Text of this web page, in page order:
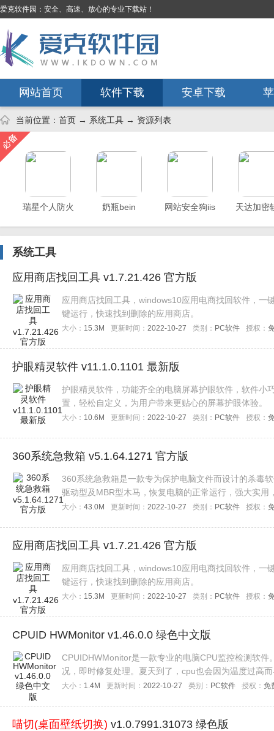
爱克软件园：安全、高速、放心的专业下载站！
网站首页 软件下载 安卓下载
当前位置： 首页 → 系统工具 → 资源列表
瑞星个人防火
奶瓶bein
网站安全狗iis
天达加密
系统工具
应用商店找回工具 v1.7.21.426 官方版
应用商店找回工具，windows10应用电商找回软件，一
键运行，快速找到删除的应用商店。
大小： 15.3M 更新时间： 2022-10-27 类别： PC软件 授权：
护眼精灵软件 v11.1.0.1101 最新版
护眼精灵软件，功能齐全的电脑屏幕护眼软件，软件小
置，轻松自定义，为用户带来更贴心的屏幕护眼体验。
大小： 10.6M 更新时间： 2022-10-27 类别： PC软件 授权：
360系统急救箱 v5.1.64.1271 官方版
360系统急救箱是一款专为保护电脑文件而设计的杀毒
驱动型及MBR型木马，恢复电脑的正常运行，强大实用
大小： 43.0M 更新时间： 2022-10-27 类别： PC软件 授权：
应用商店找回工具 v1.7.21.426 官方版
应用商店找回工具，windows10应用电商找回软件，一
键运行，快速找到删除的应用商店。
大小： 15.3M 更新时间： 2022-10-27 类别： PC软件 授权：
CPUID HWMonitor v1.46.0.0 绿色中文版
CPUIDHWMonitor是一款专业的电脑CPU监控检测软
况，即时修复处理。夏天到了，cpu也会因为温度过高
帮你实时查看。
大小： 1.4M 更新时间： 2022-10-27 类别： PC软件 授权： 免
喵切(桌面壁纸切换) v1.0.7991.31073 绿色版